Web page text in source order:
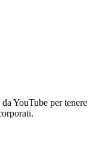
YouTube per tenere